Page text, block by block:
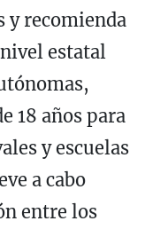
y recomienda
estatal
18 años para
y escuelas
a cabo
entre los